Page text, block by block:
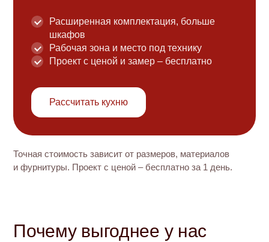
Расширенная комплектация, больше
шкафов
Рабочая зона и место под технику
Проект с ценой и замер – бесплатно
Рассчитать кухню
Точная стоимость зависит от размеров, материалов
и фурнитуры. Проект с ценой – бесплатно за 1 день.
Почему выгоднее у нас